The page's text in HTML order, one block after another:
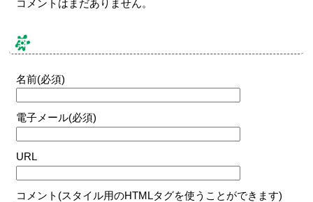
コメントはまだありません。
コメントする
名前(必須)
電子メール(必須)
URL
コメント(スタイル用のHTMLタグを使うことができます)